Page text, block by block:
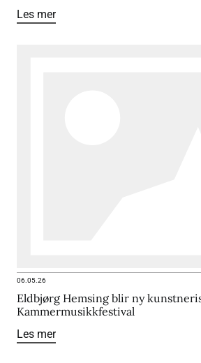
Les mer
06.05.26
Eldbjørg Hemsing blir ny
Kammermusikkfestival
Les mer